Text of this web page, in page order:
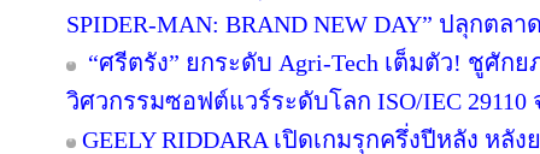
SPIDER-MAN: BRAND NEW DAY” ปลุกต
“ศรีตรัง” ยกระดับ Agri-Tech เต็มตัว! ชูศัก
วิศวกรรมซอฟต์แวร์ระดับโลก ISO/IEC 29110
GEELY RIDDARA เปิดเกมรุกครึ่งปีหลัง หลั